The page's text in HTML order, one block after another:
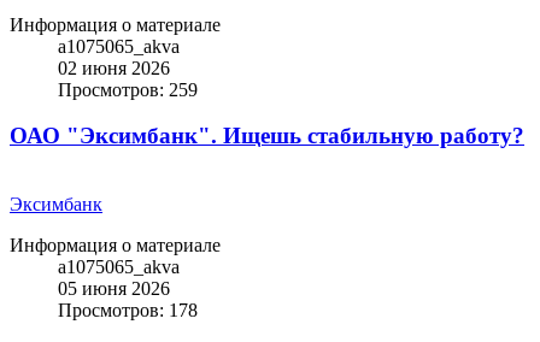
Информация о материале
a1075065_akva
02 июня 2026
Просмотров: 259
ОАО "Эксимбанк". Ищешь стабильную работу?
Эксимбанк
Информация о материале
a1075065_akva
05 июня 2026
Просмотров: 178